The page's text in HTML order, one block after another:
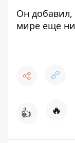
Он
мире еще
👍 🔥